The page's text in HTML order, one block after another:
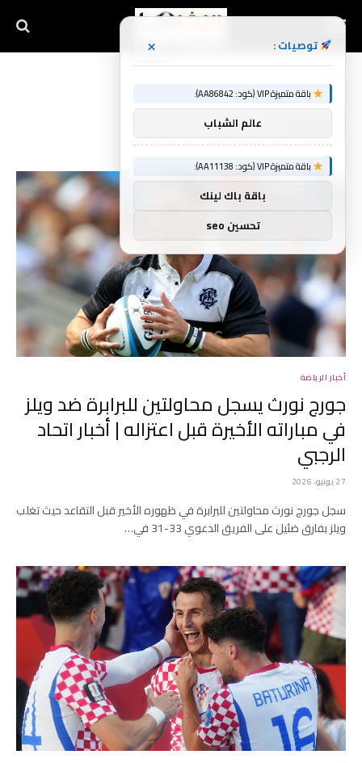
أخبار الرياضة
جورج نورث يسجل محاولتين للبرابرة ضد ويلز
في مباراته الأخيرة قبل اعتزاله | أخبار اتحاد
الرجبي
27 يونيو، 2026
سجل جورج نورث محاولتين للبرابرة في ظهوره الأخير قبل التقاعد حيث تغلب
ويلز بفارق ضئيل على الفريق الدعوي 33-31 في…
توصيات : ×
باقة متميزة VIP (كود: AA86842):
عالم الشباب
باقة متميزة VIP (كود: AA11138):
باقة باك لينك
تحسين seo